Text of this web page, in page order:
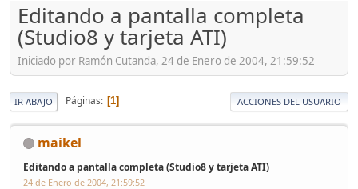
Editando a pantalla completa
(Studio8 y tarjeta ATI)
Iniciado por Ramón Cutanda, 24 de Enero de 2004, 21:59:52
IR ABAJO Páginas 1 ACCIONES DEL USUARIO
maikel
Editando a pantalla completa (Studio8 y tarjeta ATI)
24 de Enero de 2004, 21:59:52